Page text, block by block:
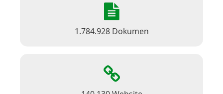
1.784.928 Dokumen